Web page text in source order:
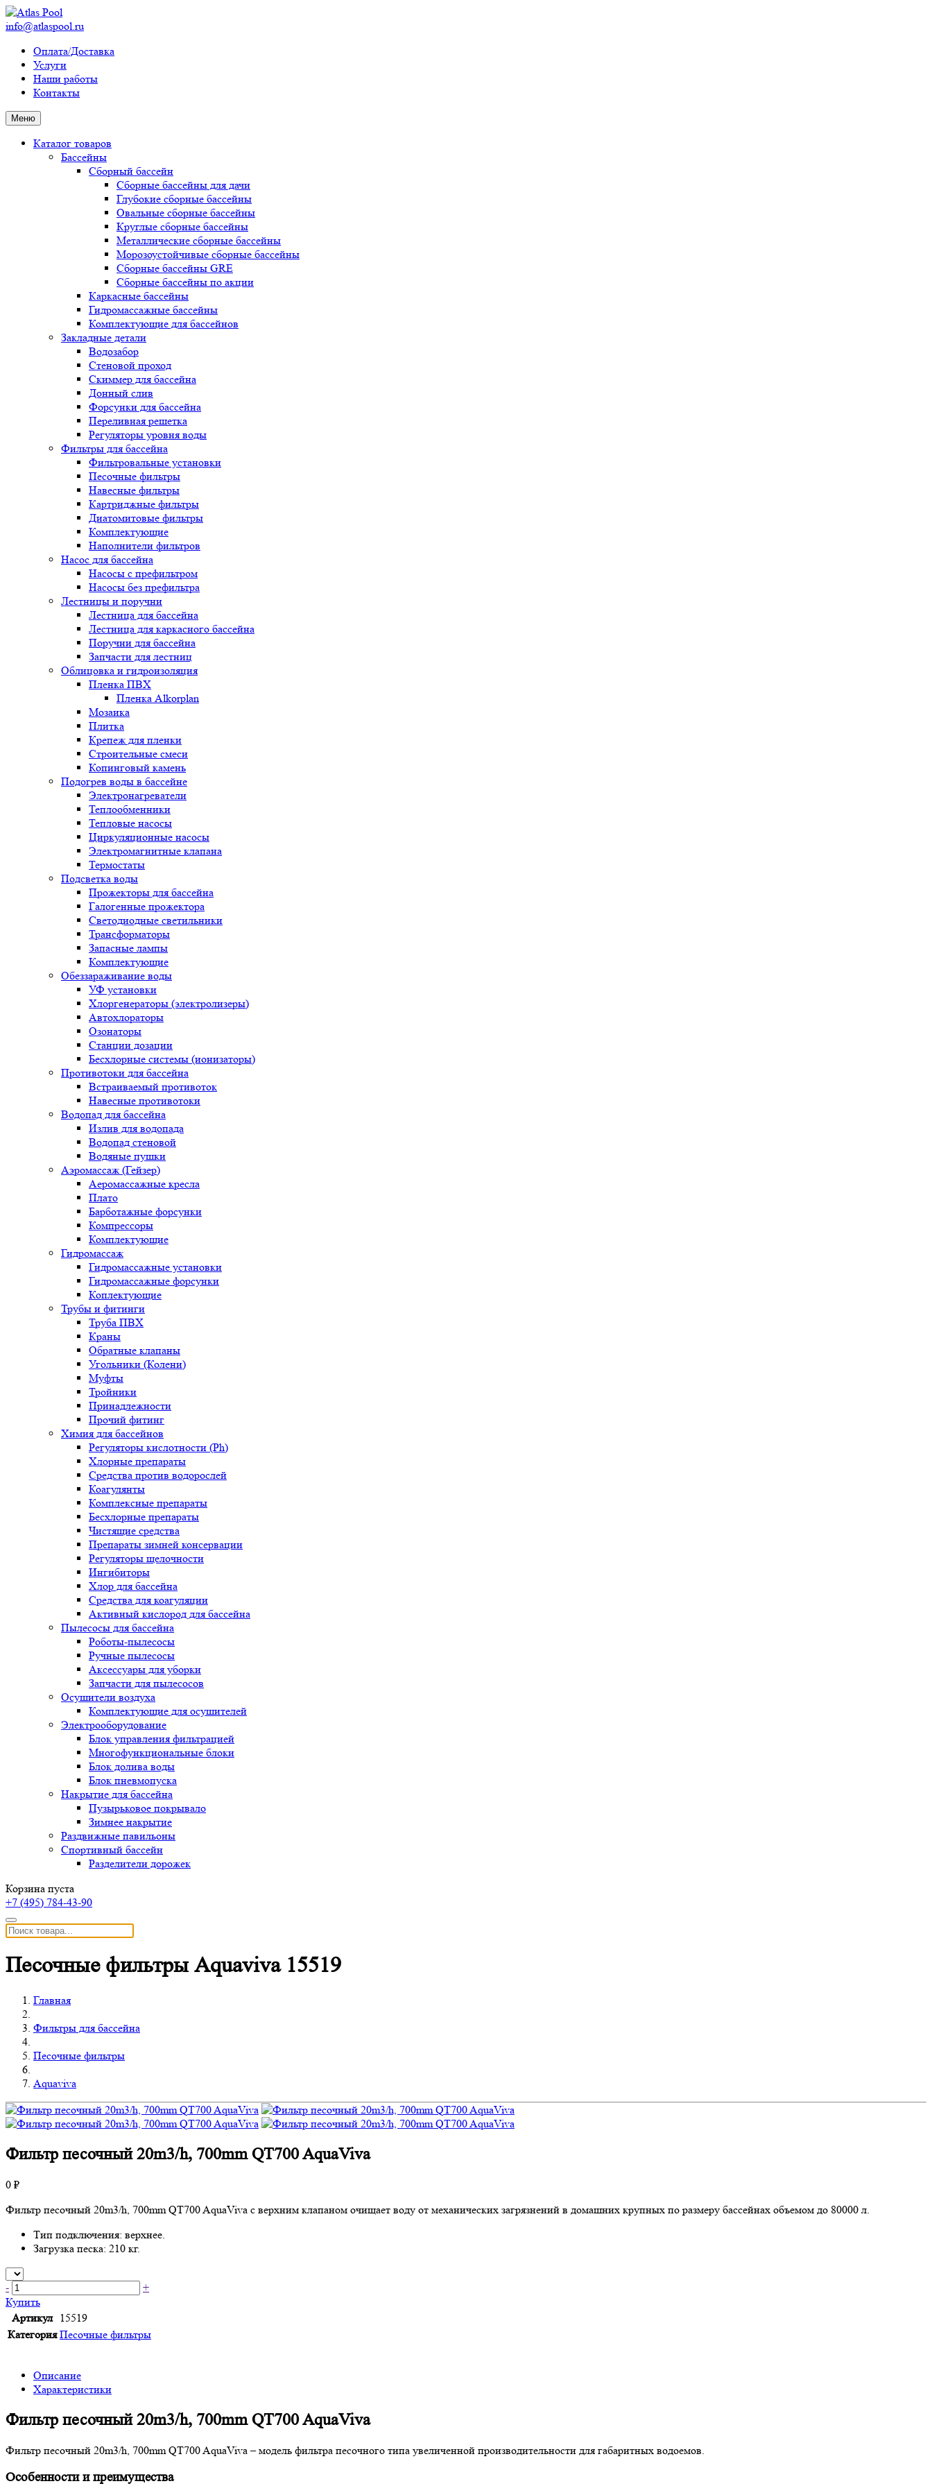
info@atlaspool.ru
Оплата/Доставка
Услуги
Наши работы
Контакты
Меню
Каталог товаров
Бассейны
Сборный бассейн
Сборные бассейны для дачи
Глубокие сборные бассейны
Овальные сборные бассейны
Круглые сборные бассейны
Металлические сборные бассейны
Морозоустойчивые сборные бассейны
Сборные бассейны GRE
Сборные бассейны по акции
Каркасные бассейны
Гидромассажные бассейны
Комплектующие для бассейнов
Закладные детали
Водозабор
Стеновой проход
Скиммер для бассейна
Донный слив
Форсунки для бассейна
Переливная решетка
Регуляторы уровня воды
Фильтры для бассейна
Фильтровальные установки
Песочные фильтры
Навесные фильтры
Картриджные фильтры
Диатомитовые фильтры
Комплектующие
Наполнители фильтров
Насос для бассейна
Насосы с префильтром
Насосы без префильтра
Лестницы и поручни
Лестница для бассейна
Лестница для каркасного бассейна
Поручни для бассейна
Запчасти для лестниц
Облицовка и гидроизоляция
Пленка ПВХ
Пленка Alkorplan
Мозаика
Плитка
Крепеж для пленки
Строительные смеси
Копинговый камень
Подогрев воды в бассейне
Электронагреватели
Теплообменники
Тепловые насосы
Циркуляционные насосы
Электромагнитные клапана
Термостаты
Подсветка воды
Прожекторы для бассейна
Галогенные прожектора
Светодиодные светильники
Трансформаторы
Запасные лампы
Комплектующие
Обеззараживание воды
УФ установки
Хлоргенераторы (электролизеры)
Автохлораторы
Озонаторы
Станции дозации
Бесхлорные системы (ионизаторы)
Противотоки для бассейна
Встраиваемый противоток
Навесные противотоки
Водопад для бассейна
Излив для водопада
Водопад стеновой
Водяные пушки
Аэромассаж (Гейзер)
Аеромассажные кресла
Плато
Барботажные форсунки
Компрессоры
Комплектующие
Гидромассаж
Гидромассажные установки
Гидромассажные форсунки
Коплектующие
Трубы и фитинги
Труба ПВХ
Краны
Обратные клапаны
Угольники (Колени)
Муфты
Тройники
Принадлежности
Прочий фитинг
Химия для бассейнов
Регуляторы кислотности (Ph)
Хлорные препараты
Средства против водорослей
Коагулянты
Комплексные препараты
Бесхлорные препараты
Чистящие средства
Препараты зимней консервации
Регуляторы щелочности
Ингибиторы
Хлор для бассейна
Средства для коагуляции
Активный кислород для бассейна
Пылесосы для бассейна
Роботы-пылесосы
Ручные пылесосы
Аксессуары для уборки
Запчасти для пылесосов
Осушители воздуха
Комплектующие для осушителей
Электрооборудование
Блок управления фильтрацией
Многофункциональные блоки
Блок долива воды
Блок пневмопуска
Накрытие для бассейна
Пузырьковое покрывало
Зимнее накрытие
Раздвижные павильоны
Спортивный бассейн
Разделители дорожек
Корзина пуста
+7 (495) 784-43-90
Песочные фильтры Aquaviva 15519
Главная
Фильтры для бассейна
Песочные фильтры
Aquaviva
Фильтр песочный 20m3/h, 700mm QT700 AquaViva
0 ₽
Фильтр песочный 20m3/h, 700mm QT700 AquaViva с верхним клапаном очищает воду от механических загрязнений в домашних крупных по размеру бассейнах объемом до 80000 л.
Тип подключения: верхнее.
Загрузка песка: 210 кг.
-
+
Купить
Артикул
15519
Категория Песочные фильтры
Описание
Характеристики
Фильтр песочный 20m3/h, 700mm QT700 AquaViva
Фильтр песочный 20m3/h, 700mm QT700 AquaViva – модель фильтра песочного типа увеличенной производительности для габаритных водоемов.
Особенности и преимущества